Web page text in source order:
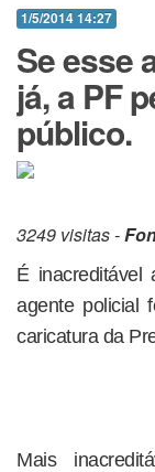
1/5/2014 14:27
Se esse
já, a PF
público.
3249 visitas -
É
agente policial
caricatura da
Mais